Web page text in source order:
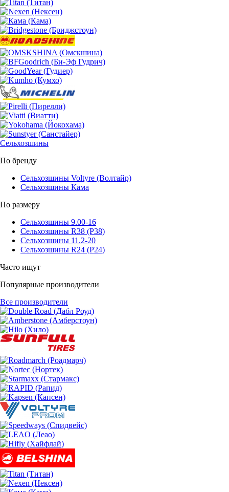
Сельхозшины
По бренду
Сельхозшины Voltyre (Волтайр)
Сельхозшины Кама
По размеру
Сельхозшины 9.00-16
Сельхозшины R38 (Р38)
Сельхозшины 11.2-20
Сельхозшины R24 (Р24)
Часто ищут
Популярные производители
Все производители